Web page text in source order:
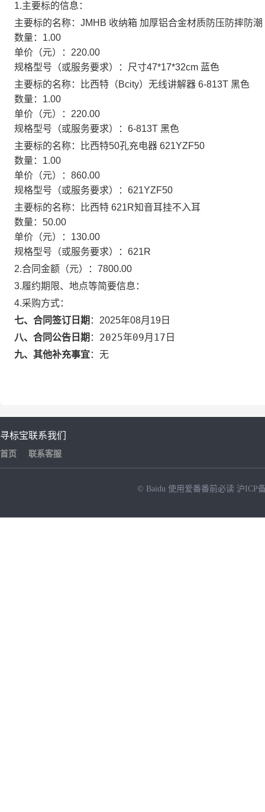
1.主要标的信息：
主要标的名称： JMHB 收纳箱 加厚铝合金材质防压防摔防
数量： 1.00
单价（元）： 220.00
规格型号（或服务要求）：
尺寸47*17*32cm 蓝色
主要标的名称：
比西特（Bcity）无线讲解器 6-813T 黑色
数量： 1.00
单价（元）： 220.00
规格型号（或服务要求）： 6-813T 黑色
主要标的名称：
比西特50孔充电器 621YZF50
数量： 1.00
单价（元）： 860.00
规格型号（或服务要求）： 621YZF50
主要标的名称：
比西特 621R知音耳挂不入耳
数量： 50.00
单价（元）： 130.00
规格型号（或服务要求）： 621R
2.合同金额（元）： 7800.00
3.履约期限、地点等简要信息：
4.采购方式：
七、合同签订日期 ： 2025年08月19日
八、合同公告日期 ： 2025年09月17日
九、其他补充事宜： 无
寻标宝
首页
联系我们
联系客服
© Baidu 使用爱番番前必读 沪ICP